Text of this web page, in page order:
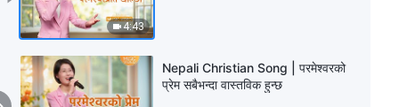
4:43
Nepali Christian Song | परमेश्‍वरको
प्रेम सबैभन्दा वास्तविक हुन्छ